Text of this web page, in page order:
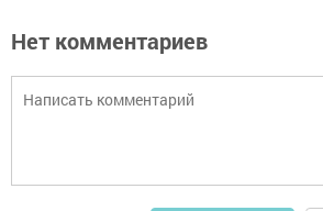
Нет комментариев